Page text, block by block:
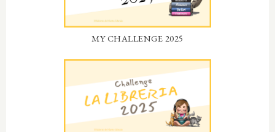
MY CHALLENGE 2025